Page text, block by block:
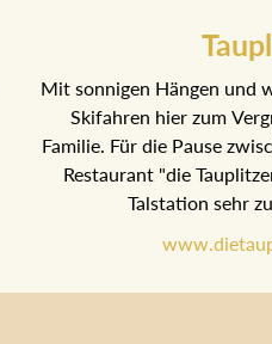
Mit sonnigen Hängen und
Skifahren hier zum
Familie. Für die Pause
Restaurant "die
Talstation sehr